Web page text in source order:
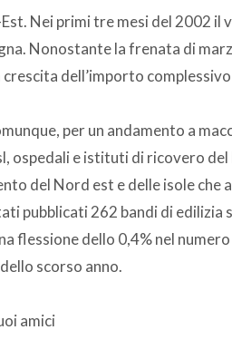
Nei primi tre mesi del 2002 il
Nonostante la frenata di
crescita dell’importo
per un andamento a
ospedali e istituti di ricovero
del Nord est e delle isole
pubblicati 262 bandi di
flessione dello 0,4% nel
scorso anno.
amici